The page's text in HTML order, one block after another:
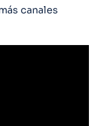
canales